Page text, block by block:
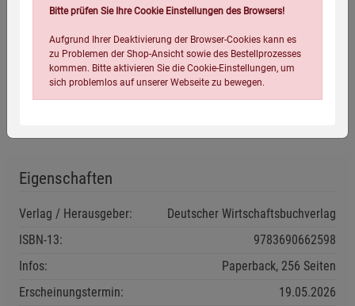
Rechte heute entschlossener denn je verteidigen müssen.
unseres Rechtsstaates am Herzen liegt.
Herstellerinformationen
Eigenschaften
Verlag / Herausgeber:
Deutscher Wirtschaftsbuchverlag
ISBN-13:
9783690662598
Infos:
Paperback, 256 Seiten
Erscheinungstermin:
19.05.2026
Bitte prüfen Sie Ihre Cookie Einstellungen des Browsers!
Aufgrund Ihrer Deaktivierung der Browser-Cookies kann es
zu Problemen der Shop-Ansicht sowie des Bestellprozesses
kommen. Bitte aktivieren Sie die Cookie-Einstellungen, um
sich problemlos auf unserer Webseite zu bewegen.
Einstellungen speichern für die Gruppe
Zurück Einstellungen speichern für die Gruppe